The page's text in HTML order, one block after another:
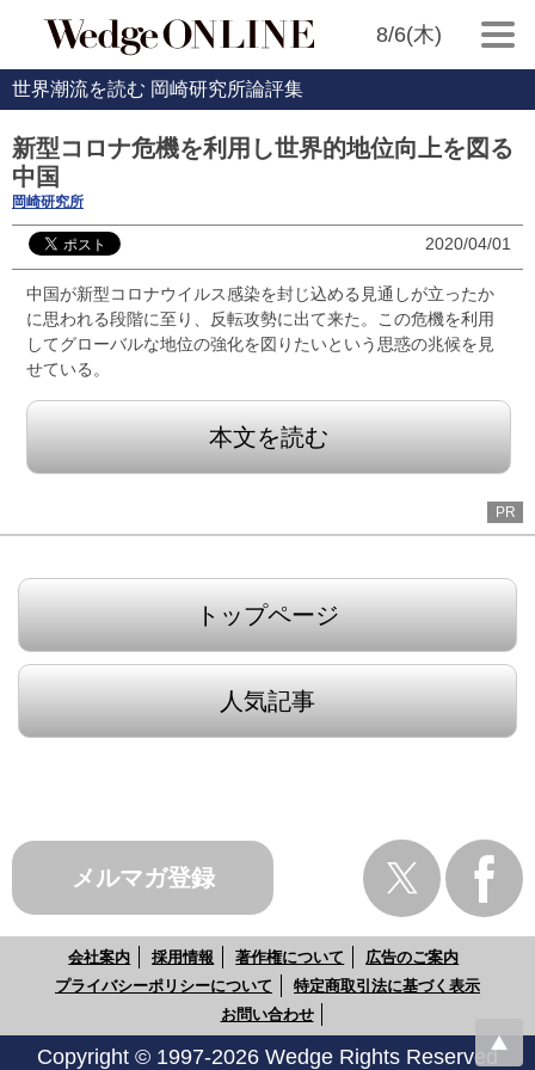
8/6(木)
世界潮流を読む 岡崎研究所論評集
新型コロナ危機を利用し世界的地位向上を図る
中国
岡崎研究所
2020/04/01
中国が新型コロナウイルス感染を封じ込める見通しが立ったか
に思われる段階に至り、反転攻勢に出て来た。この危機を利用
してグローバルな地位の強化を図りたいという思惑の兆候を見
せている。
本文を読む
PR
トップページ
人気記事
メルマガ登録
会社案内 採用情報 著作権について
広告のご案内
プライバシーポリシーについて
特定商取引法に基づく表示
お問い合わせ
Copyright © 1997-2026 Wedge Rights Reserved